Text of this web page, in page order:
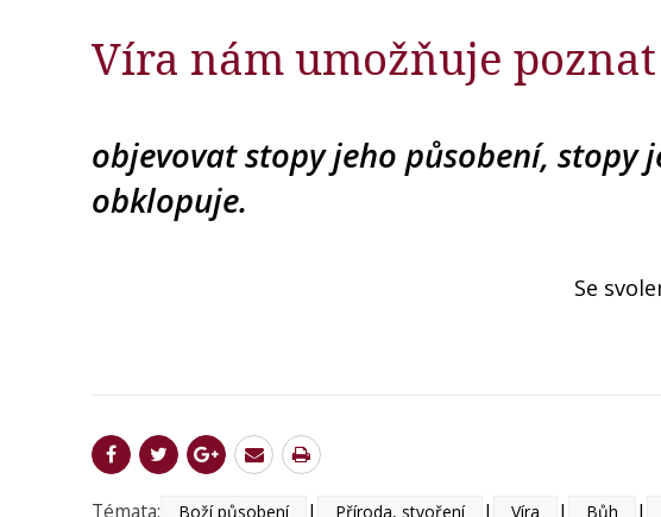
Víra nám umožňuje
objevovat stopy jeho působení, stopy
obklopuje.
Se
Témata: Boží působení | Příroda, stvoření | Víra | Bůh |